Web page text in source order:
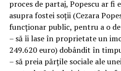
proces de partaj, Popescu ar fi
asupra fostei soții (Cezara
funcționar public, pentru a o
– să îi lase în proprietate un
249.620 euro) dobândit în
– să preia părțile sociale ale